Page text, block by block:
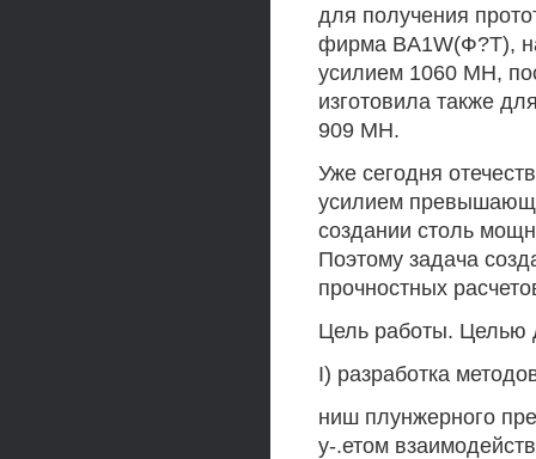
для получения
фирма BA1W(Ф?Т),
усилием 1060 МН,
изготовила также
909 МН.
Уже сегодня
усилием
создании столь
Поэтому задача
прочностных
Цель работы. Целью
I) разработка
ниш плунжерного
у-.етом